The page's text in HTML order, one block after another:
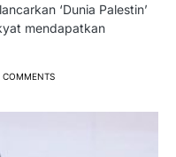
‘Dunia Palestin’
mendapatkan
COMMENTS